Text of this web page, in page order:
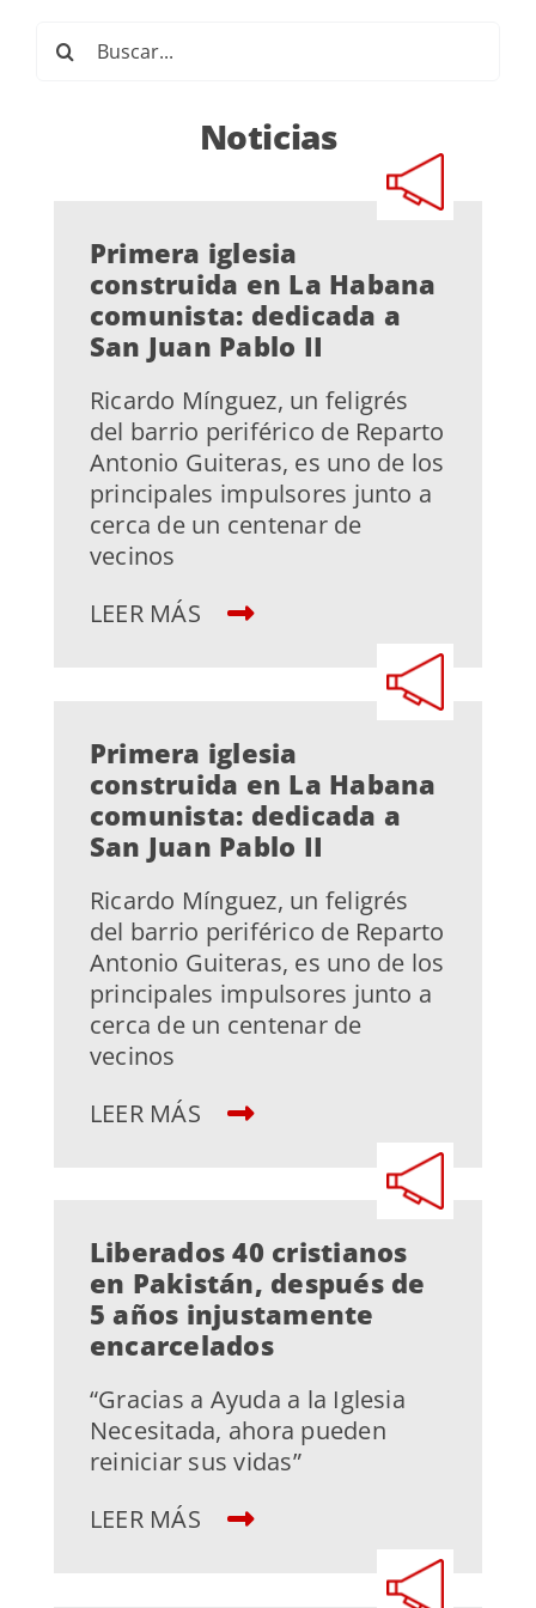
Noticias
Primera iglesia
construida en La Habana
comunista: dedicada a
San Juan Pablo II
Ricardo Mínguez, un feligrés
del barrio periférico de Reparto
Antonio Guiteras, es uno de los
principales impulsores junto a
cerca de un centenar de
vecinos
LEER MÁS
Primera iglesia
construida en La Habana
comunista: dedicada a
San Juan Pablo II
Ricardo Mínguez, un feligrés
del barrio periférico de Reparto
Antonio Guiteras, es uno de los
principales impulsores junto a
cerca de un centenar de
vecinos
LEER MÁS
Liberados 40 cristianos
en Pakistán, después de
5 años injustamente
encarcelados
“Gracias a Ayuda a la Iglesia
Necesitada, ahora pueden
reiniciar sus vidas”
LEER MÁS